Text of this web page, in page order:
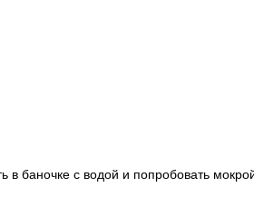
в баночке с водой и попробовать